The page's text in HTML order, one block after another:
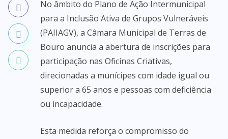
No âmbito do Plano de Ação Intermunicipal
para a Inclusão Ativa de Grupos Vulneráveis
(PAIIAGV), a Câmara Municipal de Terras de
Bouro anuncia a abertura de inscrições para
participação nas Oficinas Criativas,
direcionadas a munícipes com idade igual ou
superior a 65 anos e pessoas com deficiência
ou incapacidade.
Esta medida reforça o compromisso do